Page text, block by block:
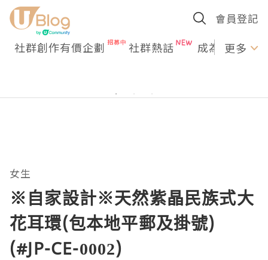
會員登記
社群創作有價企劃 社群熱話 成為U更多
女生
※自家設計※天然紫晶民族式大
花耳環(包本地平郵及掛號)
(#JP-CE-0002)